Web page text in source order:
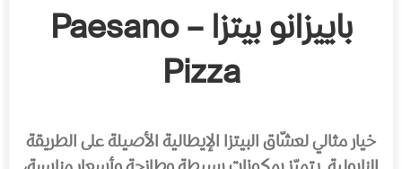
باييزانو بيتزا – Paesano
Pizza
خيار مثالي لعشّاق البيتزا الإيطالية الأصيلة على الطريقة